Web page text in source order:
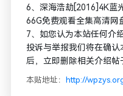
6、深海浩劫[2016]4K蓝
66G免费观看全集高清网
7、如您认为本站任何介
投诉与举报我们将在确
后，立即删除相关介绍帖
本贴地址： http://